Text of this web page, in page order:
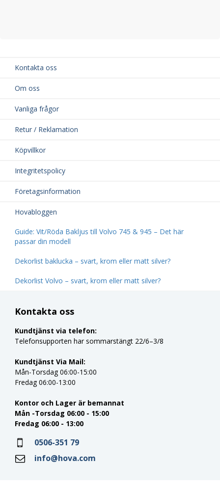
Kontakta oss
Om oss
Vanliga frågor
Retur / Reklamation
Köpvillkor
Integritetspolicy
Företagsinformation
Hovabloggen
Guide: Vit/Röda Bakljus till Volvo 745 & 945 – Det här
passar din modell
Dekorlist baklucka – svart, krom eller matt silver?
Dekorlist Volvo – svart, krom eller matt silver?
Kontakta oss
Kundtjänst via telefon:
Telefonsupporten har sommarstängt 22/6–3/8
Kundtjänst Via Mail:
Mån-Torsdag 06:00-15:00
Fredag 06:00-13:00
Kontor och Lager är bemannat
Mån -Torsdag 06:00 - 15:00
Fredag 06:00 - 13:00
0506-351 79
info@hova.com